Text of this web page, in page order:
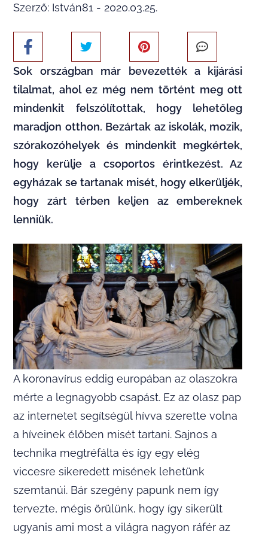
Szerző: István81 - 2020.03.25.
Sok országban már bevezették a kijárási
tilalmat, ahol ez még nem történt meg ott
mindenkit felszólítottak, hogy lehetőleg
maradjon otthon. Bezártak az iskolák, mozik,
szórakozóhelyek és mindenkit megkértek,
hogy kerülje a csoportos érintkezést. Az
egyházak se tartanak misét, hogy elkerüljék,
hogy zárt térben keljen az embereknek
lenniük.
A koronavírus eddig europában az olaszokra
mérte a legnagyobb csapást. Ez az olasz pap
az internetet segítségül hívva szerette volna
a híveinek élőben misét tartani. Sajnos a
technika megtréfálta és így egy elég
viccesre sikeredett misének lehetünk
szemtanúi. Bár szegény papunk nem így
tervezte, mégis örülünk, hogy így sikerült
ugyanis ami most a világra nagyon ráfér az